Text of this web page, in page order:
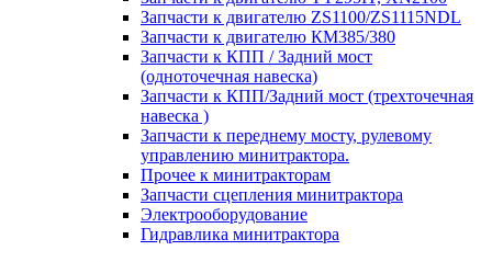
Запчасти к двигателю ZS1100/ZS1115NDL
Запчасти к двигателю КМ385/380
Запчасти к КПП / Задний мост
(одноточечная навеска)
Запчасти к КПП/Задний мост (трехточечная
навеска )
Запчасти к переднему мосту, рулевому
управлению минитрактора.
Прочее к минитракторам
Запчасти сцепления минитрактора
Электрооборудование
Гидравлика минитрактора